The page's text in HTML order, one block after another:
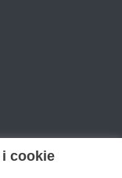
cookie